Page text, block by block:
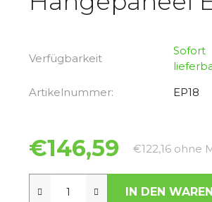
Verfügbarkeit
Sofort
Artikelnummer:
EP18
€146,59 €122,16 ohne
IN DEN